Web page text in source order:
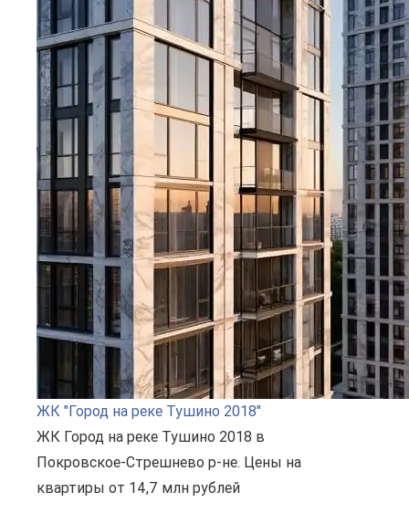
ЖК "Город на реке Тушино 2018"
ЖК Город на реке Тушино 2018 в
Покровское-Стрешнево р-не. Цены на
квартиры от 14,7 млн рублей